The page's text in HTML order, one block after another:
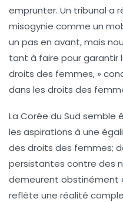
emprunter. Un tribunal a
misogynie comme un
un pas en avant, mais
tant à faire pour garantir
droits des femmes, »
dans les droits des
La Corée du Sud semble
les aspirations à une
des droits des femmes;
persistantes contre des
demeurent obstinément
reflète une réalité